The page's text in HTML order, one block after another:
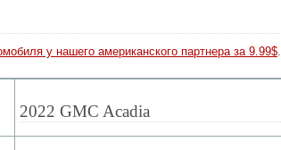
у нашего американского партнера за 9.99$.
2022 GMC Acadia